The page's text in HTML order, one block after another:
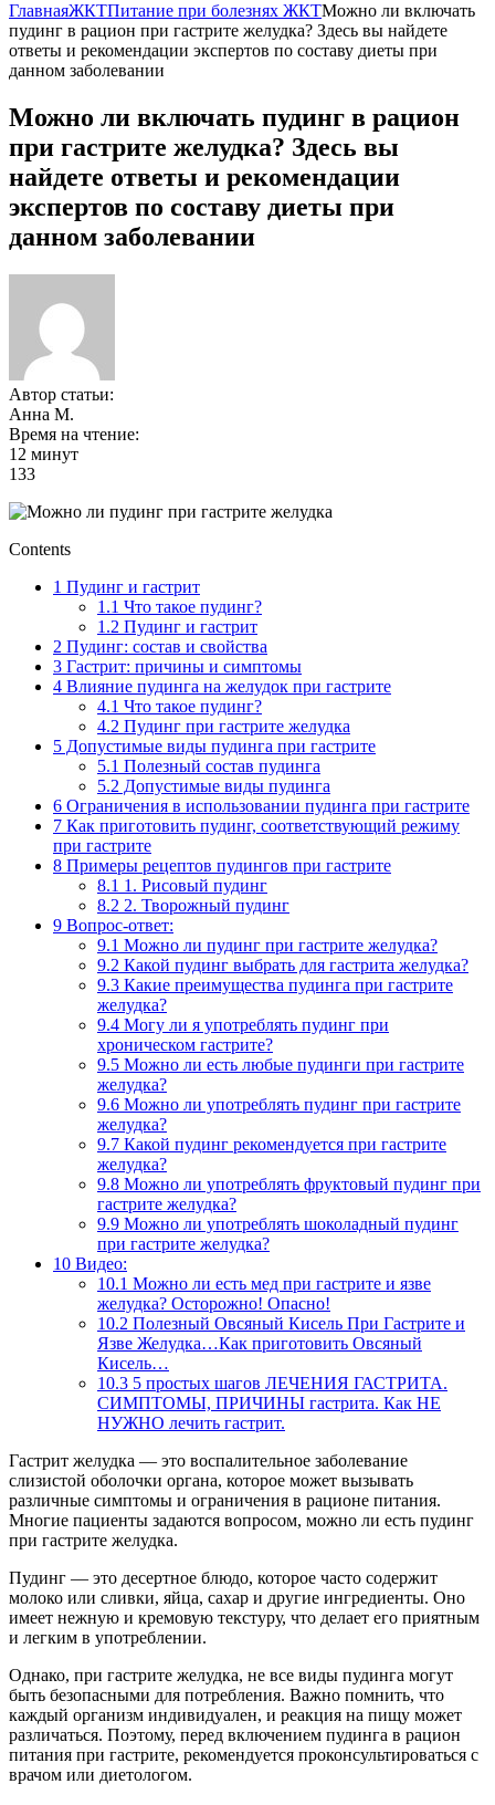
ГлавнаяЖКТПитание при болезнях ЖКТМожно ли включать
пудинг в рацион при гастрите желудка? Здесь вы найдете
ответы и рекомендации экспертов по составу диеты при
данном заболевании
Можно ли включать пудинг в рацион
при гастрите желудка? Здесь вы
найдете ответы и рекомендации
экспертов по составу диеты при
данном заболевании
Автор статьи:
Анна М.
Время на чтение:
12 минут
133
Contents
1 Пудинг и гастрит
1.1 Что такое пудинг?
1.2 Пудинг и гастрит
2 Пудинг: состав и свойства
3 Гастрит: причины и симптомы
4 Влияние пудинга на желудок при гастрите
4.1 Что такое пудинг?
4.2 Пудинг при гастрите желудка
5 Допустимые виды пудинга при гастрите
5.1 Полезный состав пудинга
5.2 Допустимые виды пудинга
6 Ограничения в использовании пудинга при гастрите
7 Как приготовить пудинг, соответствующий режиму
при гастрите
8 Примеры рецептов пудингов при гастрите
8.1 1. Рисовый пудинг
8.2 2. Творожный пудинг
9 Вопрос-ответ:
9.1 Можно ли пудинг при гастрите желудка?
9.2 Какой пудинг выбрать для гастрита желудка?
9.3 Какие преимущества пудинга при гастрите
желудка?
9.4 Могу ли я употреблять пудинг при
хроническом гастрите?
9.5 Можно ли есть любые пудинги при гастрите
желудка?
9.6 Можно ли употреблять пудинг при гастрите
желудка?
9.7 Какой пудинг рекомендуется при гастрите
желудка?
9.8 Можно ли употреблять фруктовый пудинг при
гастрите желудка?
9.9 Можно ли употреблять шоколадный пудинг
при гастрите желудка?
10 Видео:
10.1 Можно ли есть мед при гастрите и язве
желудка? Осторожно! Опасно!
10.2 Полезный Овсяный Кисель При Гастрите и
Язве Желудка…Как приготовить Овсяный
Кисель…
10.3 5 простых шагов ЛЕЧЕНИЯ ГАСТРИТА.
СИМПТОМЫ, ПРИЧИНЫ гастрита. Как НЕ
НУЖНО лечить гастрит.
Гастрит желудка — это воспалительное заболевание
слизистой оболочки органа, которое может вызывать
различные симптомы и ограничения в рационе питания.
Многие пациенты задаются вопросом, можно ли есть пудинг
при гастрите желудка.
Пудинг — это десертное блюдо, которое часто содержит
молоко или сливки, яйца, сахар и другие ингредиенты. Оно
имеет нежную и кремовую текстуру, что делает его приятным
и легким в употреблении.
Однако, при гастрите желудка, не все виды пудинга могут
быть безопасными для потребления. Важно помнить, что
каждый организм индивидуален, и реакция на пищу может
различаться. Поэтому, перед включением пудинга в рацион
питания при гастрите, рекомендуется проконсультироваться с
врачом или диетологом.